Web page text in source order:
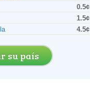
0.5¢
1.5¢
4.5¢
su país